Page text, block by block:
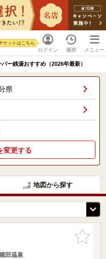
ログイン
ケットはこちら
履歴 メニュー
ー銭湯おすすめ（2026年最新）
県
変更する
地図から探す
お気に入
りに追加
田温泉